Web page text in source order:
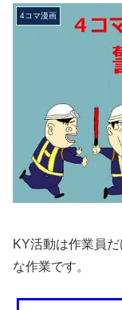
4コマ漫画
KY活動は作業員
な作業です。